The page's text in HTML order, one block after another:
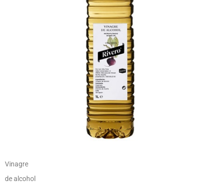
Vinagre
de alcohol